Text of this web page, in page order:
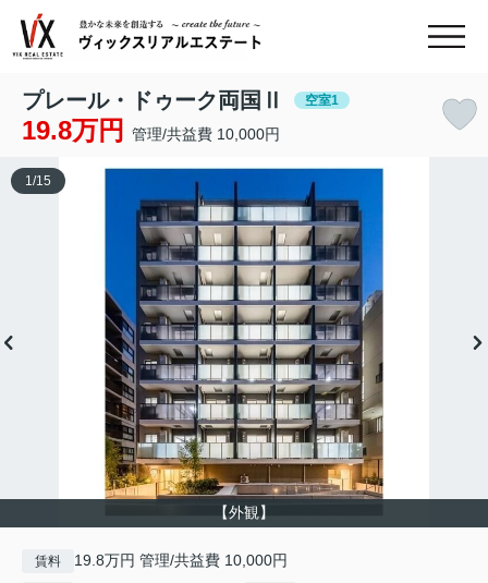
プレール・ドゥーク両国Ⅱ 空室1
19.8万円 管理/共益費 10,000円
【外観】
1/15
賃料 19.8万円 管理/共益費 10,000円